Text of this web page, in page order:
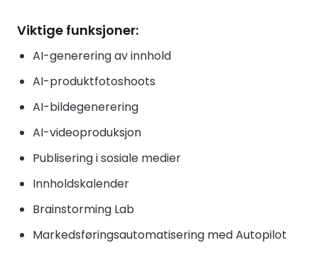
Viktige funksjoner:
AI-generering av innhold
AI-produktfotoshoots
AI-bildegenerering
AI-videoproduksjon
Publisering i sosiale medier
Innholdskalender
Brainstorming Lab
Markedsføringsautomatisering med Autopilot